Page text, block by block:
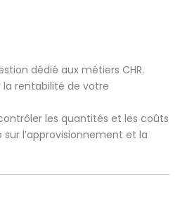
dédié aux métiers CHR.
la rentabilité de votre
les quantités et les coûts
l’approvisionnement et la